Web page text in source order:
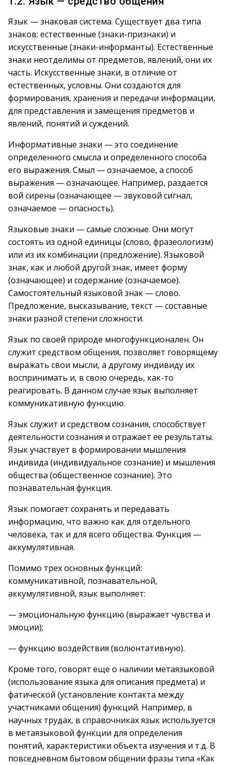
Язык — знаковая система. Существует два типа
знаков: естественные (знаки-признаки) и
искусственные (знаки-информанты). Естественные
знаки неотделимы от предметов, явлений, они их
часть. Искусственные знаки, в отличие от
естественных, условны. Они создаются для
формирования, хранения и передачи информации,
для представления и замещения предметов и
явлений, понятий и суждений.
Информативные знаки — это соединение
определенного смысла и определенного способа
его выражения. Смыл — означаемое, а способ
выражения — означающее. Например, раздается
вой сирены (означающее — звуковой сигнал,
означаемое — опасность).
Языковые знаки — самые сложные. Они могут
состоять из одной единицы (слово, фразеологизм)
или из их комбинации (предложение). Языковой
знак, как и любой другой знак, имеет форму
(означающее) и содержание (означаемое).
Самостоятельный языковой знак — слово.
Предложение, высказывание, текст — составные
знаки разной степени сложности.
Язык по своей природе многофункционален. Он
служит средством общения, позволяет говорящему
выражать свои мысли, а другому индивиду их
воспринимать и, в свою очередь, как-то
реагировать. В данном случае язык выполняет
коммуникативную функцию.
Язык служит и средством сознания, способствует
деятельности сознания и отражает ее результаты.
Язык участвует в формировании мышления
индивида (индивидуальное сознание) и мышления
общества (общественное сознание). Это
познавательная функция.
Язык помогает сохранять и передавать
информацию, что важно как для отдельного
человека, так и для всего общества. Функция —
аккумулятивная.
Помимо трех основных функций:
коммуникативной, познавательной,
аккумулятивной, язык выполняет:
— эмоциональную функцию (выражает чувства и
эмоции);
— функцию воздействия (волюнтативную).
Кроме того, говорят еще о наличии метаязыковой
(использование языка для описания предмета) и
фатической (установление контакта между
участниками общения) функций. Например, в
научных трудах, в справочниках язык используется
в метаязыковой функции для определения
понятий, характеристики объекта изучения и т.д. В
повседневном бытовом общении фразы типа «Как